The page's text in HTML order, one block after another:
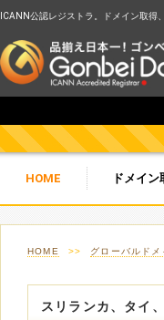
ICANN公認レジストラ。ドメイン取
HOME ドメイ
HOME >> グローバルド
スリランカ、タイ